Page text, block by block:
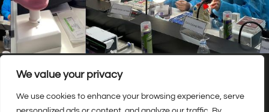
We value your privacy
We use cookies to enhance your browsing experience, serve